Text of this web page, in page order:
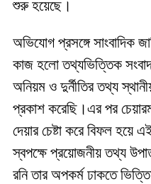
শুরু হয়েছে।
অভিযোগ প্রসঙ্গে সাংবাদিক
কাজ হলো তথ্যভিত্তিক
অনিয়ম ও দুর্নীতির তথ্য
প্রকাশ করেছি।এর পর
দেয়ার চেষ্টা করে বিফল হয়ে
স্বপক্ষে প্রয়োজনীয় তথ্য
রনি তার অপকর্ম ঢাকতে